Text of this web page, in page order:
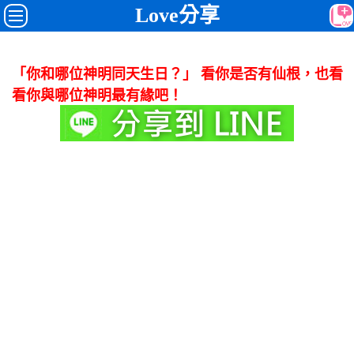
Love分享
「你和哪位神明同天生日？」 看你是否有仙根，也看
看你與哪位神明最有緣吧！